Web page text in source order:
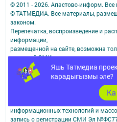
Яшь Татмедиа
карадыгызмы әле?
© 2011 - 2026. Апастово-информ.
© ТАТМЕДИА. Все материалы,
законом.
Перепечатка, воспроизведение и
информации,
размещенной на сайте, возможна
редакций СМИ.
При поддержке Республиканского
коммуникациям.
Наименование СМИ: Апастово-
СМИ зарегистрировано
информационных технологий и
запись о регистрации СМИ Эл